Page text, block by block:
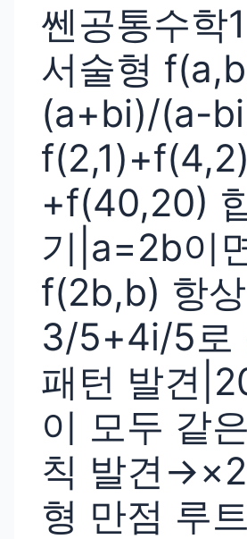
쎈공통수학
서술형
(a+bi)/(a-
+f(40,20)
기|a=2b이
f(2b,b) 항상
3/5+4i/5로
패턴 발견
이 모두 같
칙 발견
형 만점 루트